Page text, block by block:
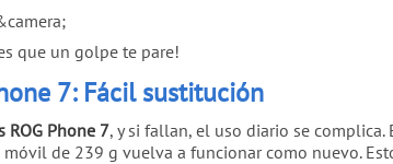
que un golpe te pare!
7: Fácil sustitución
ROG Phone 7, y si fallan, el uso diario se complica.
de 239 g vuelva a funcionar como nuevo.